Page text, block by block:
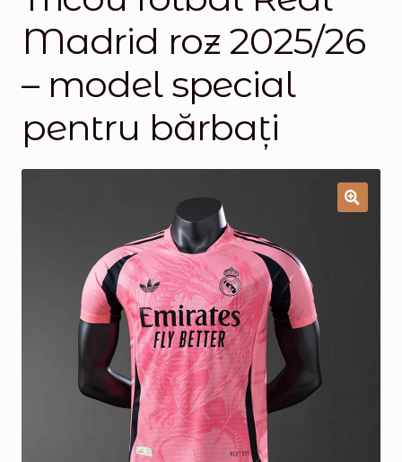
Magazinul
Madrid roz 2025/26
– model special
pentru bărbați